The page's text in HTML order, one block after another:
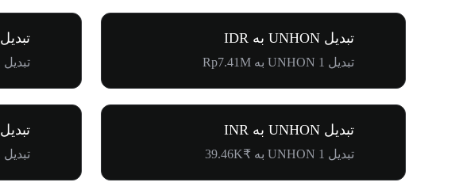
تبدیل UNHON به IDR
تبدیل 1 UNHON به Rp7.41M
تبدیل UNHON به EUR
تبدیل 1 UNHON به €358.76
تبدیل UNHON به INR
تبدیل 1 UNHON به ₹39.46K
تبدیل UNHON به GBP
تبدیل 1 UNHON به £307.44